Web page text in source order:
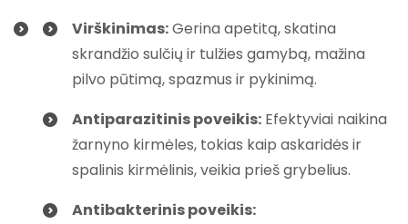
Virškinimas:Gerina apetitą, skatina
skrandžio sulčių ir tulžies gamybą, mažina
pilvo pūtimą, spazmus ir pykinimą.
Antiparazitinis poveikis: Efektyviai naikina
žarnyno kirmėles, tokias kaip askaridės ir
spalinis kirmėlinis, veikia prieš grybelius.
Antibakterinis poveikis: